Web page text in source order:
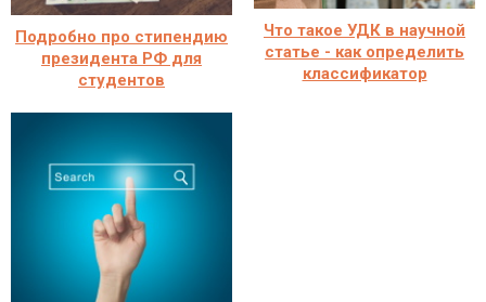
Подробно про стипендию
президента РФ для
студентов
Что такое УДК в научной
статье - как определить
классификатор